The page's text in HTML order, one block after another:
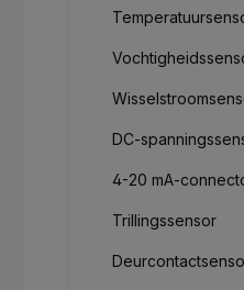
DC-
4-20 mA-
Trillingssensor